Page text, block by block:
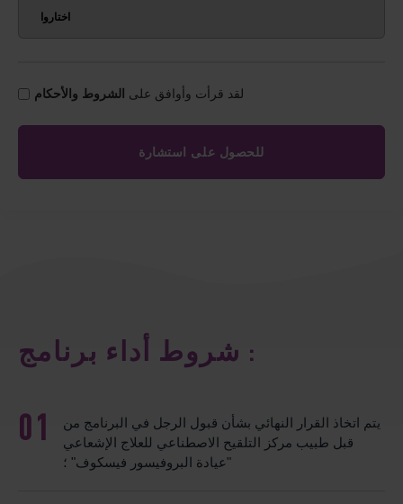
لقد قرأت وأوافق على الشروط والأحكام
شروط أداء برنامج :
يتم اتخاذ القرار النهائي بشأن قبول الرجل في البرنامج من
قبل طبيب مركز التلقيح الاصطناعي للعلاج الإشعاعي
"عيادة البروفيسور فيسكوف" ؛